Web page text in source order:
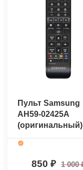
Пульт Samsung
AH59-02425A
(оригинальный)
850 1 000